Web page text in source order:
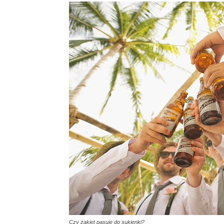
Czy żakiet pasuje do sukienki?